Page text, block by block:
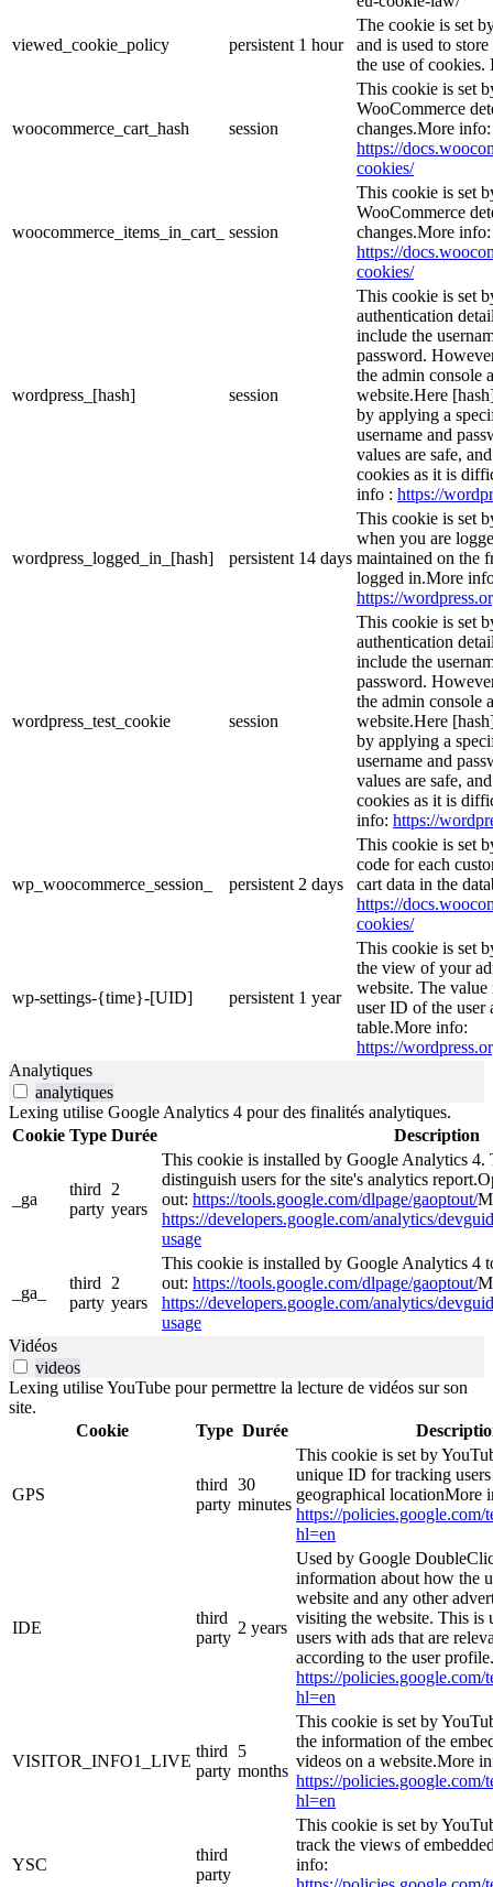
viewed_cookie_policy persistent 1 hour
The cookie is set
and is used to
the use of cookies.
woocommerce_cart_hash session
This cookie is set
WooCommerce
changes.More info:
https://
cookies/
woocommerce_items_in_cart_ session
This cookie is set
WooCommerce
changes.More info:
https://
cookies/
wordpress_[hash] session
This cookie is set
authentication
include the
password.
the admin console
website.Here
by applying a
username and
values are safe,
cookies as it is
info : https://
wordpress_logged_in_[hash] persistent 14 days
This cookie is set
when you are
maintained on the
logged in.More
https://
wordpress_test_cookie session
This cookie is set
authentication
include the
password.
the admin console
website.Here
by applying a
username and
values are safe,
cookies as it is
info: https://
wp_woocommerce_session_ persistent 2 days
This cookie is set
code for each
cart data in the
https://
cookies/
wp-settings-{time}-[UID] persistent 1 year
This cookie is set
the view of your
website. The
user ID of the user
table.More info:
https://
Analytiques
analytiques
Lexing utilise Google Analytics 4 pour des finalités analytiques.
Cookie Type Durée Description
_ga
third
party
2
years
This cookie is installed by Google Analytics 4.
distinguish users for the site's analytics
out: https://tools.google.com/dlpage/gaoptout/
https://developers.google.com/analytics/
usage
_ga_
third
party
2
years
This cookie is installed by Google Analytics 4
out: https://tools.google.com/dlpage/gaoptout/
https://developers.google.com/analytics/
usage
Vidéos
videos
Lexing utilise YouTube pour permettre la lecture de vidéos sur son
site.
Cookie
Type Durée
GPS
third
party
30
minutes
This cookie is set by
unique ID for tracking
geographical locationMore
https://policies.google.com/
hl=en
IDE
third
party
2 years
Used by Google
information about how the
website and any other
visiting the website. This is
users with ads that are
according to the user
https://policies.google.com/
hl=en
VISITOR_INFO1_LIVE
third
party
5
months
This cookie is set by
the information of the
videos on a website.More
https://policies.google.com/
hl=en
YSC
third
party
This cookie is set by
track the views of
info: